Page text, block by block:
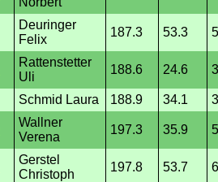
Deuringer
Felix
187.3 53.3
Rattenstetter
Uli
188.6 24.6
Schmid Laura 188.9 34.1
Wallner
Verena
197.3 35.9
Gerstel
Christoph
197.8 53.7